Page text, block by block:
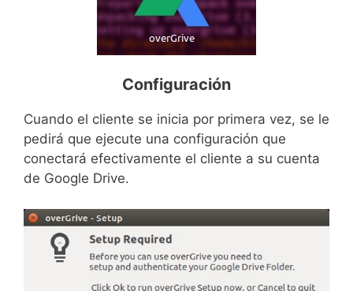
Configuración
Cuando el cliente se inicia por primera vez, se le
pedirá que ejecute una configuración que
conectará efectivamente el cliente a su cuenta
de Google Drive.